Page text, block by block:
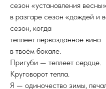
сезон «установления
в разгаре сезон «дождей и
сезон, когда
теплеет первозданное вино
в твоём бокале.
Пригуби — теплеет сердце.
Круговорот тепла.
Я — одиночество зимы,